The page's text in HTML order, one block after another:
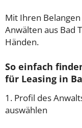
Mit Ihren
Anwälten aus Bad
Händen.
So einfach
für Leasing in
1. Profil des
auswählen